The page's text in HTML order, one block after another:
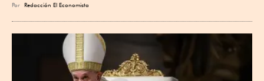
Por Redacción El Economista